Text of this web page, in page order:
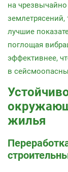
на
землетрясений,
лучшие
поглощая
эффективнее,
в
жилья